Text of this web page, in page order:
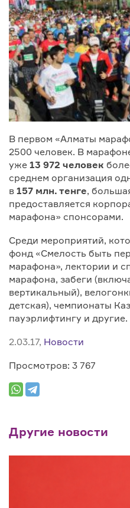
В первом «Алматы
2500 человек. В
уже 13 972 человек
среднем организация
в 157 млн. тенге,
предоставляется
марафона» спонсорами.
Среди мероприятий,
фонд «Смелость быть
марафона», лектории и
марафона, забеги
вертикальный),
детская), чемпионаты
пауэрлифтингу и другие.
2.03.17, Новости
Просмотров: 3 767
Другие новости